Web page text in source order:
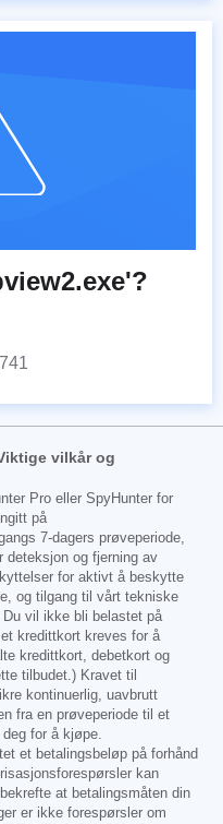
vilkår og
Pro eller SpyHunter for
på
7-dagers prøveperiode,
deteksjon og fjerning av
for aktivt å beskytte
og tilgang til vårt tekniske
vil ikke bli belastet på
kredittkort kreves for å
kredittkort, debetkort og
tilbudet.) Kravet til
kontinuerlig, uavbrutt
fra en prøveperiode til et
for å kjøpe.
et betalingsbeløp på forhånd
kan
at betalingsmåten din
er ikke forespørsler om